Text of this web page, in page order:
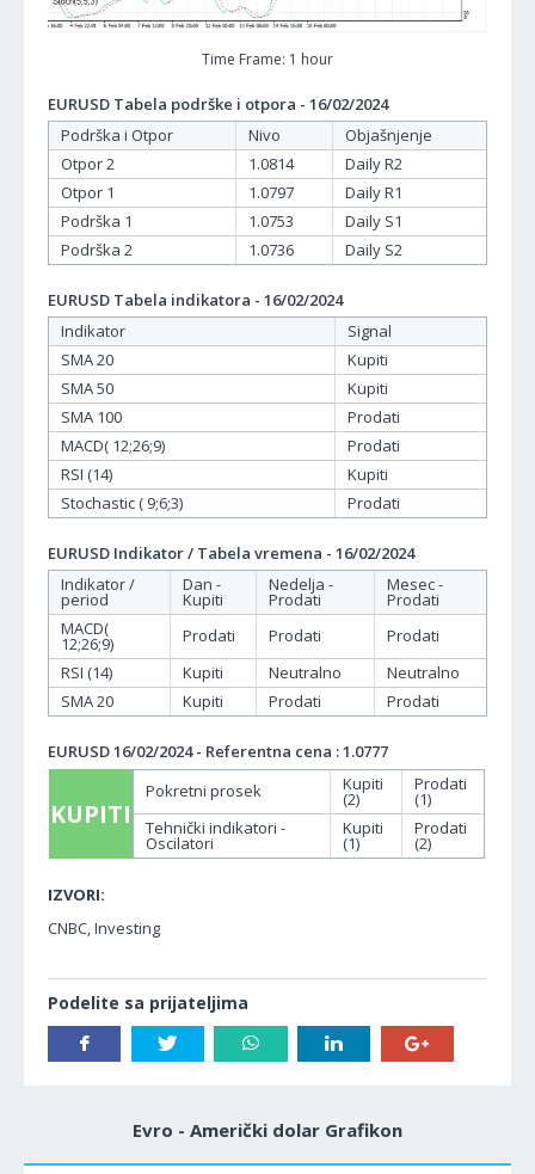
Time Frame: 1 hour
EURUSD Tabela podrške i otpora - 16/02/2024
Podrška i Otpor
Nivo
Objašnjenje
Otpor 2
1.0814
Daily R2
Otpor 1
1.0797
Daily R1
Podrška 1
1.0753
Daily S1
Podrška 2
1.0736 Daily S2
EURUSD Tabela indikatora - 16/02/2024
Indikator
Signal
SMA 20
Kupiti
SMA 50
Kupiti
SMA 100
Prodati
MACD( 12;26;9)
Prodati
RSI (14)
Kupiti
Stochastic ( 9;6;3)
Prodati
EURUSD Indikator / Tabela vremena - 16/02/2024
Indikator /
period
Dan -
Kupiti
Nedelja -
Prodati
Mesec -
Prodati
MACD(
12;26;9) Prodati Prodati
Prodati
RSI (14)
Kupiti Neutralno
Neutralno
SMA 20
Kupiti Prodati Prodati
EURUSD 16/02/2024 - Referentna cena : 1.0777
KUPITI
Pokretni prosek Kupiti
(2)
Prodati
(1)
Tehnički indikatori -
Oscilatori
Kupiti
(1)
Prodati
(2)
IZVORI:
CNBC, Investing
Podelite sa prijateljima
Evro - Američki dolar Grafikon